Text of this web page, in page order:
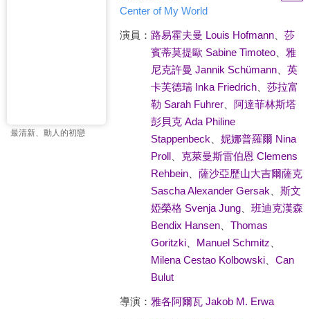
最清新、動人的初戀
Center of My World
演員： 路易霍夫曼 Louis Hofmann、 莎
賓蒂莫提歐 Sabine Timoteo、 雅
尼克許曼 Jannik Schümann、 英
卡芙德瑞 Inka Friedrich、 莎拉富
勒 Sarah Fuhrer、 阿達菲林斯塔
彭貝克 Ada Philine
Stappenbeck
妮娜普羅爾 Nina
Proll、 克萊曼斯雷伯恩 Clemens
Rehbein、 薩沙亞歷山大吉爾薩克
Sascha Alexander Gersak
斯文
婭榮格 Svenja Jung、 班迪克漢森
Bendix Hansen、 Thomas
Goritzki、 Manuel Schmitz
Milena Cestao Kolbowski、 Can
Bulut
導演： 雅各阿爾瓦 Jakob M. Erwa